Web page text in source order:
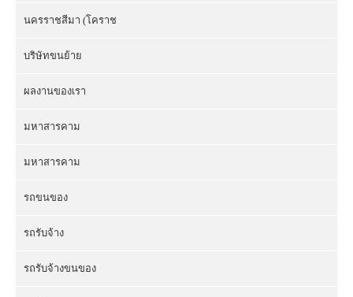
นครราชสีมา (โคราช
บริษัทขนย้าย
ผลงานของเรา
มหาสารคาม
มหาสารคาม
รถขนของ
รถรับจ้าง
รถรับจ้างขนของ